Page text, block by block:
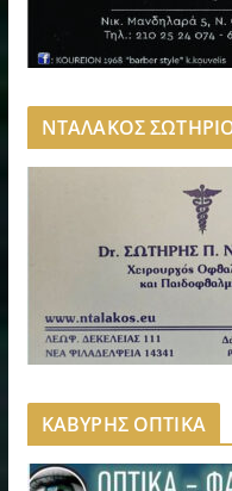
ΝΤΑΛΑΚΟΣ
ΚΑΒΥΡΗΣ ΟΠΤΙΚΑ